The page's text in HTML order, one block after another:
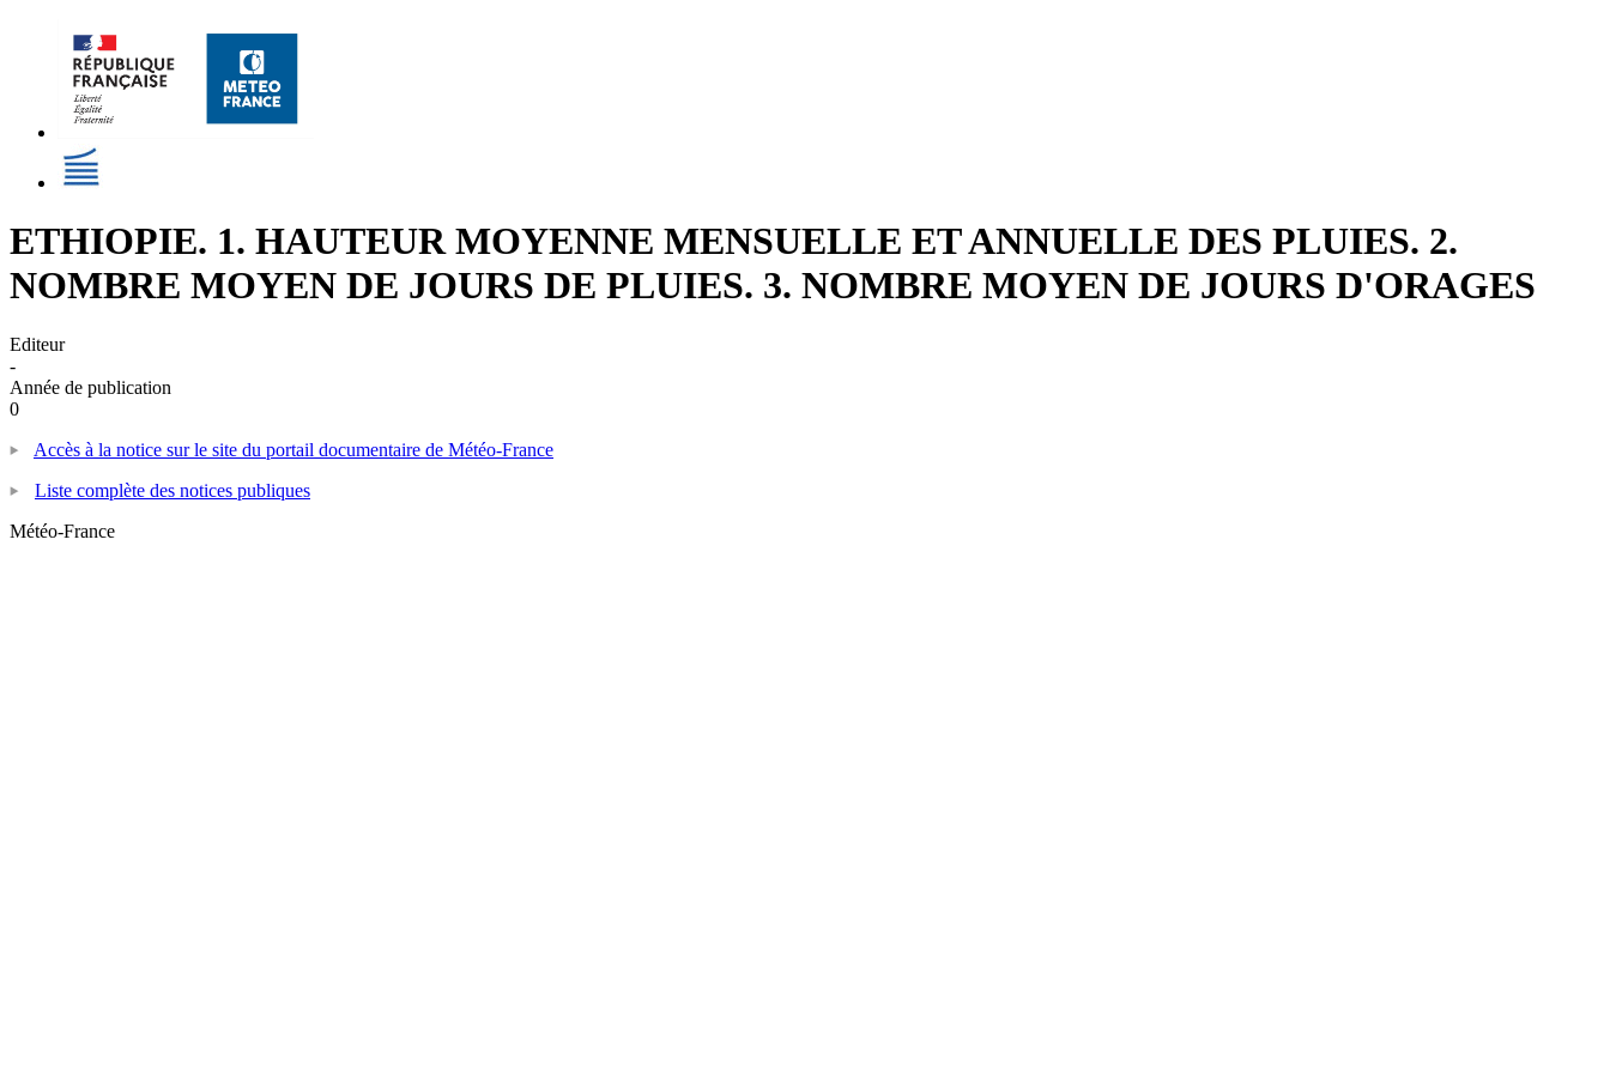
ETHIOPIE. 1. HAUTEUR MOYENNE MENSUELLE ET ANNUELLE DES PLUIES. 2.
NOMBRE MOYEN DE JOURS DE PLUIES. 3. NOMBRE MOYEN DE JOURS D'ORAGES
Editeur
-
Année de publication
0
Accès à la notice sur le site du portail documentaire de Météo-France
Liste complète des notices publiques
Météo-France